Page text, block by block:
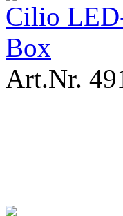
Cilio
Box
Art.Nr.